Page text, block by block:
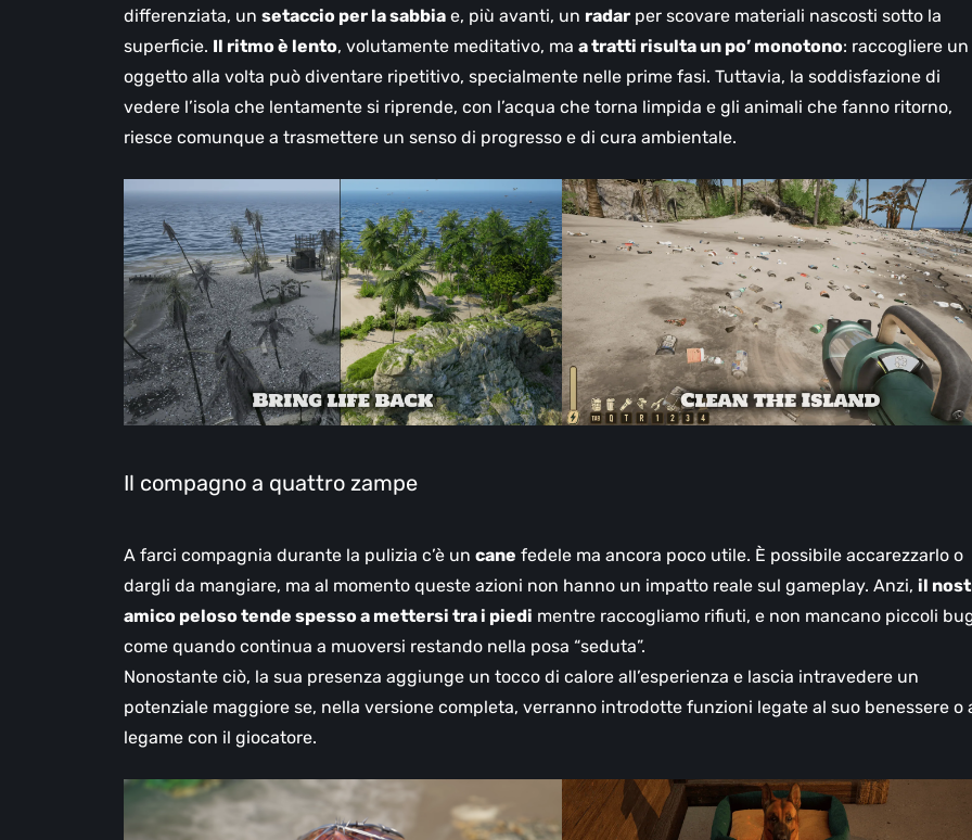
differenziata, un setaccio per la sabbia e, più avanti, un radar per scovare materiali nascosti sotto la
superficie. Il ritmo è lento, volutamente meditativo, ma a tratti risulta un po’ monotono: raccogliere un
oggetto alla volta può diventare ripetitivo, specialmente nelle prime fasi. Tuttavia, la soddisfazione di
vedere l’isola che lentamente si riprende, con l’acqua che torna limpida e gli animali che fanno ritorno,
riesce comunque a trasmettere un senso di progresso e di cura ambientale.
Il compagno a quattro zampe
A farci compagnia durante la pulizia c’è un cane fedele ma ancora poco utile. È possibile accarezzarlo o
dargli da mangiare, ma al momento queste azioni non hanno un impatto reale sul gameplay. Anzi, il
amico peloso tende spesso a mettersi tra i piedi mentre raccogliamo rifiuti, e non mancano piccoli
come quando continua a muoversi restando nella posa “seduta”.
Nonostante ciò, la sua presenza aggiunge un tocco di calore all’esperienza e lascia intravedere un
potenziale maggiore se, nella versione completa, verranno introdotte funzioni legate al suo benessere o
legame con il giocatore.